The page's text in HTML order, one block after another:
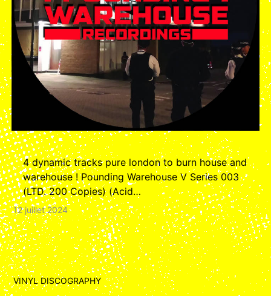
4 dynamic tracks pure london to burn house and
warehouse ! Pounding Warehouse V Series 003
(LTD. 200 Copies) (Acid…
12 juillet 2024
VINYL DISCOGRAPHY